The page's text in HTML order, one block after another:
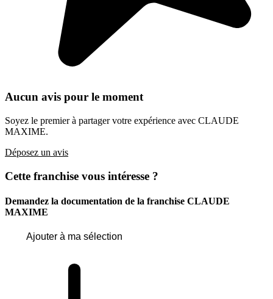
Aucun avis pour le moment
Soyez le premier à partager votre expérience avec CLAUDE
MAXIME.
Déposez un avis
Cette franchise vous intéresse ?
Demandez la documentation de la franchise CLAUDE
MAXIME
Ajouter à ma sélection